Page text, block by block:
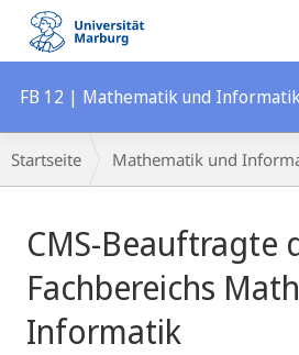
Mobile-
Navigation
FB 12 | Mathematik und
Breadcrumb-
Navigation
Startseite Mathematik und
CMS-Beauftragte
Fachbereichs
Informatik